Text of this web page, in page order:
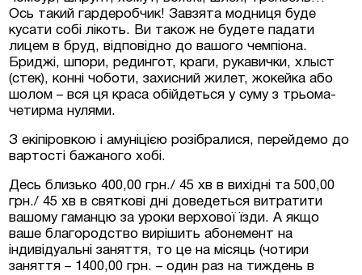
Ось такий гардеробчик! Завзята модниця буде
кусати собі лікоть. Ви також не будете падати
лицем в бруд, відповідно до вашого чемпіона.
Бриджі, шпори, редингот, краги, рукавички, хлыст
(стек), конні чоботи, захисний жилет, жокейка або
шолом – вся ця краса обійдеться у суму з трьома-
четирма нулями.
З екіпіровкою і амуніцією розібралися, перейдемо до
вартості бажаного хобі.
Десь близько 400,00 грн./ 45 хв в вихідні та 500,00
грн./ 45 хв в святкові дні доведеться витратити
вашому гаманцю за уроки верхової їзди. А якщо
ваше благородство вирішить абонемент на
індивідуальні заняття, то це на місяць (чотири
заняття – 1400,00 грн. – один раз на тиждень в